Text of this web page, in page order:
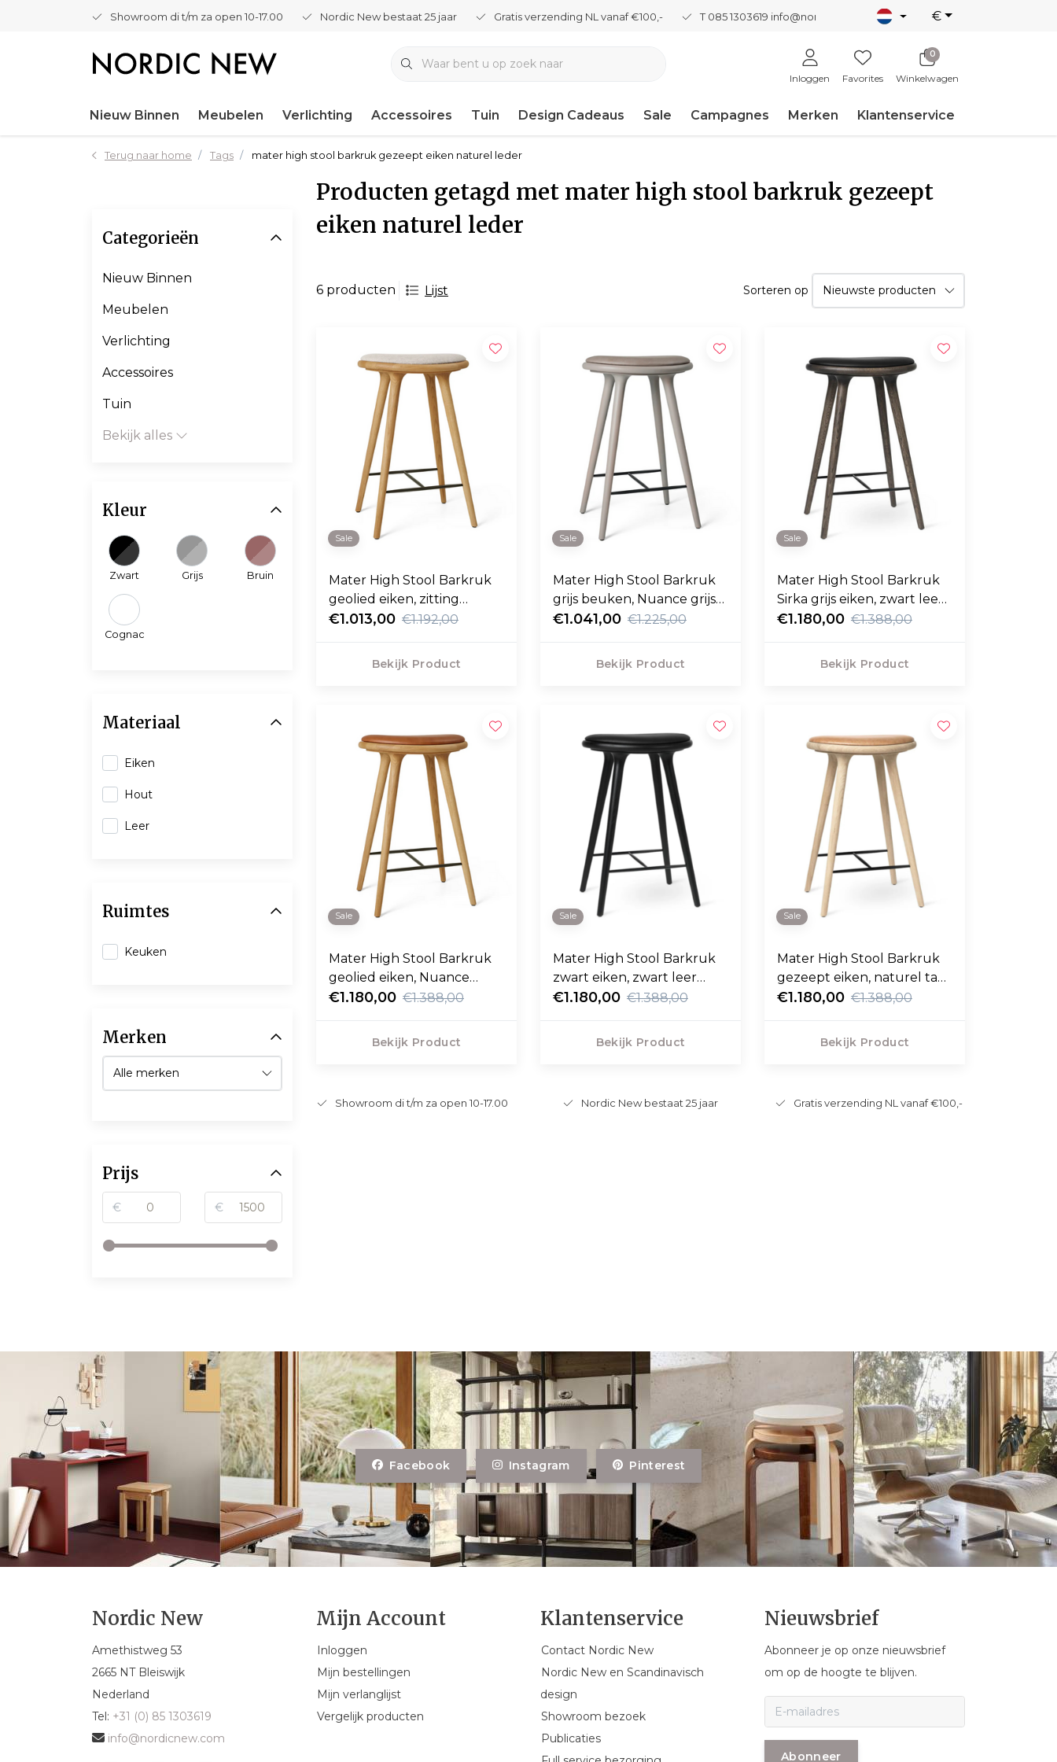
Showroom di t/m za open 10-17.00 Nordic New bestaat 25 jaar Gratis verzending NL vanaf €100,- T 085 1303619 info@nordicnew.nl €
Inloggen Favorites
0
Winkelwagen
Nieuw Binnen Meubelen Verlichting Accessoires Tuin Design Cadeaus Sale Campagnes Merken Klantenservice
Terug naar home Tags mater high stool barkruk gezeept eiken naturel leder
Producten getagd met mater high stool barkruk gezeept
eiken naturel leder
6 producten Lijst Sorteren op
Sale
Mater High Stool Barkruk
geolied eiken, zitting
gestoffeerd 69cm
€1.013,00 €1.192,00
Bekijk Product
Sale
Mater High Stool Barkruk
grijs beuken, Nuance grijs
leer 69cm
€1.041,00 €1.225,00
Bekijk Product
Sale
Mater High Stool Barkruk
Sirka grijs eiken, zwart leer
69cm
€1.180,00 €1.388,00
Bekijk Product
Sale
Mater High Stool Barkruk
geolied eiken, Nuance
walnoot leer 69cm
€1.180,00 €1.388,00
Bekijk Product
Sale
Mater High Stool Barkruk
zwart eiken, zwart leer
69cm
€1.180,00 €1.388,00
Bekijk Product
Sale
Mater High Stool Barkruk
gezeept eiken, naturel tan
leer 69cm
€1.180,00 €1.388,00
Bekijk Product
Showroom di t/m za open 10-17.00 Nordic New bestaat 25 jaar Gratis verzending NL vanaf €100,-
Categorieën
Nieuw Binnen
Meubelen
Verlichting
Accessoires
Tuin
Bekijk alles
Kleur
Zwart Grijs Bruin
Cognac
Materiaal
Eiken
Hout
Leer
Ruimtes
Keuken
Merken
Prijs
€ €
Facebook Instagram Pinterest
Nordic New
Amethistweg 53
2665 NT Bleiswijk
Nederland
Tel: +31 (0) 85 1303619
info@nordicnew.com
Mijn Account
Inloggen
Mijn bestellingen
Mijn verlanglijst
Vergelijk producten
Klantenservice
Contact Nordic New
Nordic New en Scandinavisch
design
Showroom bezoek
Publicaties
Nieuwsbrief
Abonneer je op onze nieuwsbrief
om op de hoogte te blijven.
Abonneer